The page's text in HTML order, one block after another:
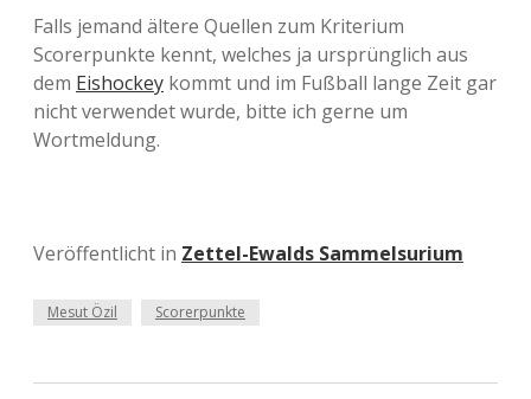
Falls jemand ältere Quellen zum Kriterium
Scorerpunkte kennt, welches ja ursprünglich aus
dem Eishockey kommt und im Fußball lange Zeit gar
nicht verwendet wurde, bitte ich gerne um
Wortmeldung.
Veröffentlicht in Zettel-Ewalds Sammelsurium
Mesut Özil Scorerpunkte